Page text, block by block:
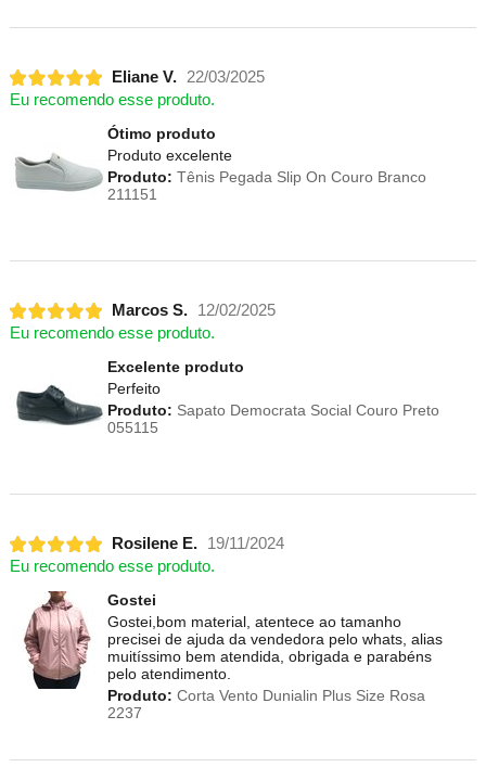
Eliane V.
22/03/2025
Eu recomendo esse produto.
Ótimo produto
Produto excelente
Produto: Tênis Pegada Slip On Couro Branco
211151
Marcos S.
12/02/2025
Eu recomendo esse produto.
Excelente produto
Perfeito
Produto: Sapato Democrata Social Couro Preto
055115
Rosilene E.
19/11/2024
Eu recomendo esse produto.
Gostei
Gostei,bom material, atentece ao tamanho
precisei de ajuda da vendedora pelo whats, alias
muitíssimo bem atendida, obrigada e parabéns
pelo atendimento.
Produto: Corta Vento Dunialin Plus Size Rosa
2237